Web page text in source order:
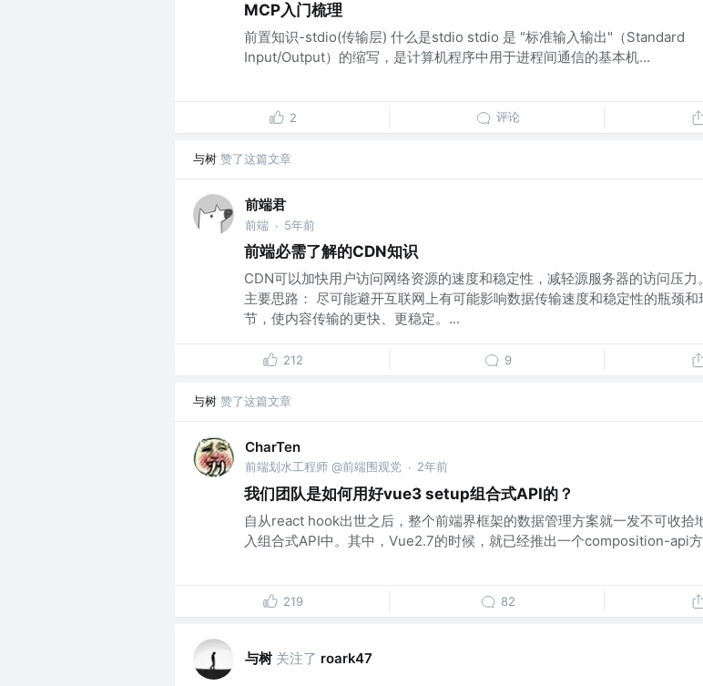
MCP入门梳理
前置知识-stdio(传输层) 什么是stdio stdio 是 "标准输入输出"（Standard
Input/Output）的缩写，是计算机程序中用于进程间通信的基本机...
2 评论
与树 赞了这篇文章
前端君
前端 · 5年前
前端必需了解的CDN知识
CDN可以加快用户访问网络资源的速度和稳定性，减轻源服务器的访问压力。
主要思路： 尽可能避开互联网上有可能影响数据传输速度和稳定性的瓶颈和
节，使内容传输的更快、更稳定。...
212 9
与树 赞了这篇文章
CharTen
前端划水工程师 @前端围观党 · 2年前
我们团队是如何用好vue3 setup组合式API的？
自从react hook出世之后，整个前端界框架的数据管理方案就一发不可收拾
入组合式API中。其中，Vue2.7的时候，就已经推出一个composition-api
219 82
与树 关注了 roark47